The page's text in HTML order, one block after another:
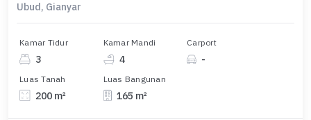
Ubud, Gianyar
Kamar Tidur
3
Kamar Mandi
4
Carport
-
Luas Tanah
200 m²
Luas Bangunan
165 m²